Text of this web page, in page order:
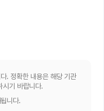
. 정확한 내용은 해당 기관
시기 바랍니다.
니다.